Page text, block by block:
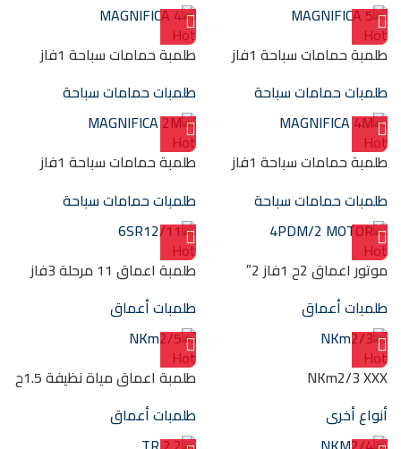
Hot
طلمبة حمامات سباحة 1فاز
طلمبات حمامات سباحة
Hot
طلمبة حمامات سباحة 1فاز
طلمبات حمامات سباحة
Hot
طلمبة حمامات سباحة 1فاز
طلمبات حمامات سباحة
Hot
طلمبة حمامات سباحة 1فاز
طلمبات حمامات سباحة
Hot
موتور اعماق 2ح 1فاز 2″
طلمبات أعماق
Hot
طلمبة اعماق 11 مرحلة 3فاز
طلمبات أعماق
Hot
NKm2/3 XXX
أنواع أخرى
Hot
طلمبة اعماق مياة نظيفة 1.5ح
طلمبات أعماق